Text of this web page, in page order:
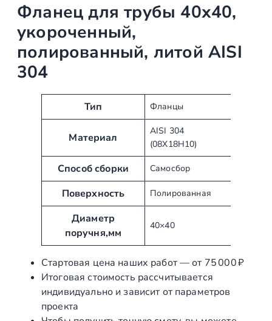
Фланец для трубы 40х40,
укороченный,
полированный, литой AISI
304
т
у
ы
н
а
е
н
и
е
Тип Фланцы
Материал
AISI 304
(08Х18Н10)
Способ сборки Самосбор
Поверхность Полированная
Диаметр
поручня,мм
40×40
Стартовая цена наших работ — от 75 000 ₽
Итоговая стоимость рассчитывается
индивидуально и зависит от параметров
проекта